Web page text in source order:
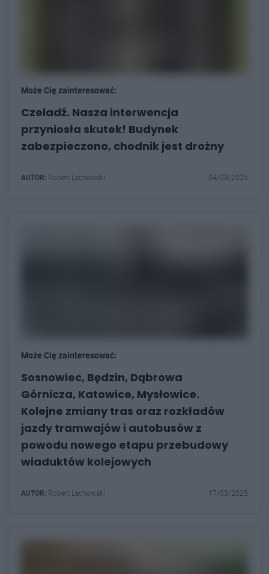
Może Cię zainteresować:
Czeladź. Nasza interwencja
przyniosła skutek! Budynek
zabezpieczono, chodnik jest drożny
AUTOR: Robert Lechowski 04/03/2025
Może Cię zainteresować:
Sosnowiec, Będzin, Dąbrowa
Górnicza, Katowice, Mysłowice.
Kolejne zmiany tras oraz rozkładów
jazdy tramwajów i autobusów z
powodu nowego etapu przebudowy
wiaduktów kolejowych
AUTOR: Robert Lechowski 17/03/2025